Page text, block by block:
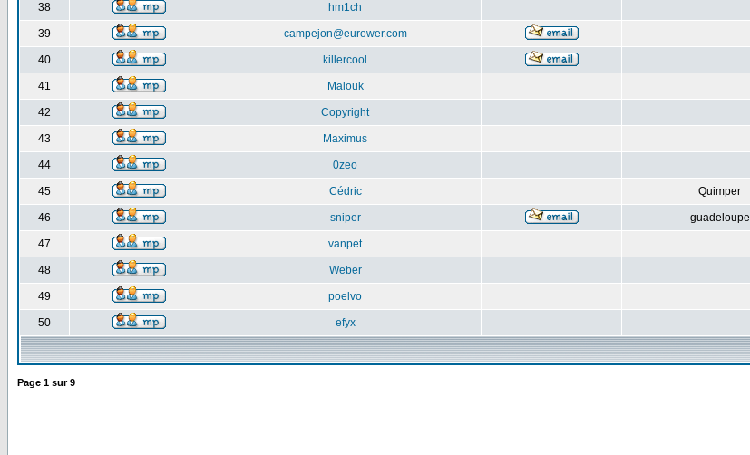
38 hm1ch
39 campejon@eurower.com
40 killercool
41 Malouk
42 Copyright
43 Maximus
44 0zeo
45 Cédric Quimper
46 sniper guadeloupe
47 vanpet
48 Weber
49 poelvo
50 efyx
Page 1 sur9